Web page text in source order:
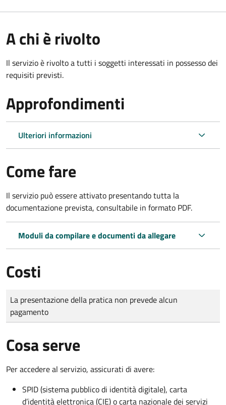
A chi è rivolto
Il servizio è rivolto a tutti i soggetti interessati in possesso dei
requisiti previsti.
Approfondimenti
Ulteriori informazioni
Come fare
Il servizio può essere attivato presentando tutta la
documentazione prevista, consultabile in formato PDF.
Moduli da compilare e documenti da allegare
Costi
Tipo di pagamento
Importo
La presentazione della pratica non prevede alcun
pagamento
Cosa serve
Per accedere al servizio, assicurati di avere:
SPID (sistema pubblico di identità digitale), carta
d’identità elettronica (CIE) o carta nazionale dei servizi